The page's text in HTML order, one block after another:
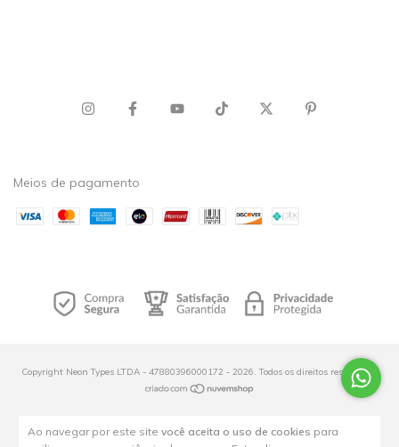
Ao navegar por este site você aceita o uso de cookies para
Meios de pagamento
Copyright Neon Types LTDA - 47880396000172 - 2026. Todos os direitos reservados.